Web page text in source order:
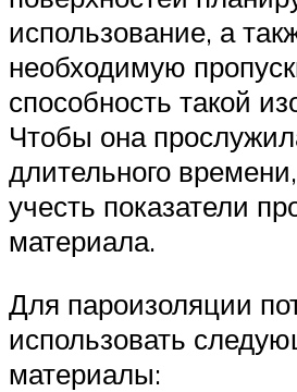
использование, а
необходимую
способность такой
Чтобы она
длительного
учесть показатели
материала.
Для пароизоляции
использовать
материалы: